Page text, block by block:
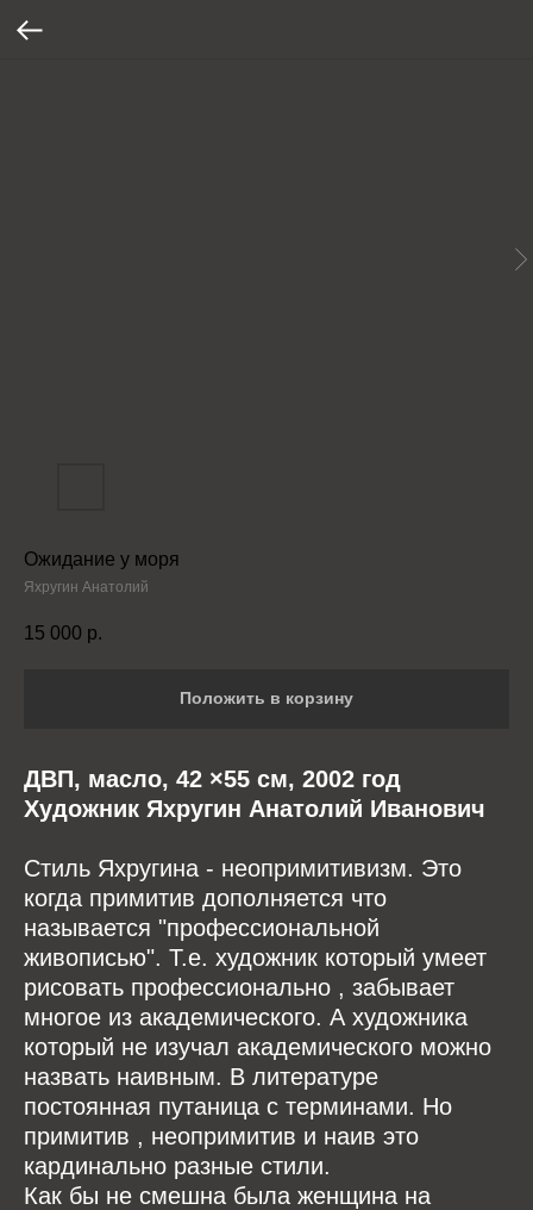
Ожидание у моря
Яхругин Анатолий
15 000 р.
Положить в корзину
ДВП, масло, 42 ×55 см, 2002 год
Художник Яхругин Анатолий Иванович
Стиль Яхругина - неопримитивизм. Это
когда примитив дополняется что
называется "профессиональной
живописью". Т.е. художник который умеет
рисовать профессионально , забывает
многое из академического. А художника
который не изучал академического можно
назвать наивным. В литературе
постоянная путаница с терминами. Но
примитив , неопримитив и наив это
кардинально разные стили.
Как бы не смешна была женщина на